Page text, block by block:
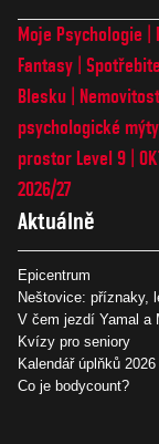
Moje Psychologie
Fantasy
Blesku
psychologické mýty
prostor Level 9
2026/27
Aktuálně
Epicentrum
Neštovice: příznaky,
V čem jezdí Yamal a
Kvízy pro seniory
Kalendář úplňků 2026
Co je bodycount?